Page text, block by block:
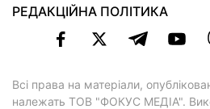
РЕДАКЦІЙНА ПОЛІТИКА
Всі права на матеріали,
належать ТОВ "ФОКУС МЕДІА".